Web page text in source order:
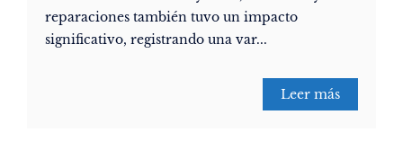
reparaciones también tuvo un impacto
significativo, registrando una var...
Leer más